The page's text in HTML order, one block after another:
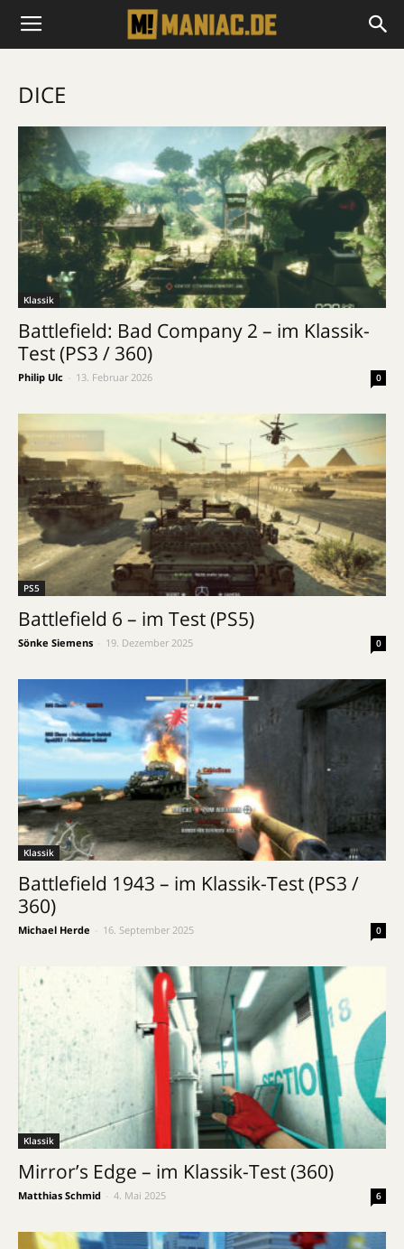
DICE
Klassik
Battlefield: Bad Company 2 – im Klassik-
Test (PS3 / 360)
Philip Ulc 13. Februar 2026 0
PS5
Battlefield 6 – im Test (PS5)
Sönke Siemens 19. Dezember 2025 0
Klassik
Battlefield 1943 – im Klassik-Test (PS3 /
360)
Michael Herde 16. September 2025 0
Klassik
Mirror’s Edge – im Klassik-Test (360)
Matthias Schmid 4. Mai 2025 6